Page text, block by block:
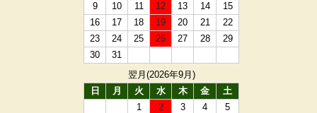
9
10 11 12 13 14
15
16
17 18 19 20 21
22
23
24 25 26 27 28
29
30
31
翌月(2026年9月)
日
月 火 水 木 金
土
1
2 3 4
5